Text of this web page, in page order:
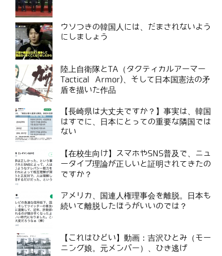
ウソつきの韓国人には、だまされないよう
にしましょう
陸上自衛隊とTA（タクティカルアーマー
Tactical Armor)、そして日本国憲法の矛
盾を描いた作品
【長崎県は大丈夫ですか？】事実は、韓国
はすでに、日本にとっての重要な隣国では
ない
【在校生向け】スマホやSNS普及で、ニュ
ータイプ理論が正しいと証明されてきたの
ですか？
アメリカ、国連人権理事会を離脱。日本も
続いて離脱したほうがいいのでは？
【これはひどい】動画：吉沢ひとみ（モー
ニング娘。元メンバー）、ひき逃げ